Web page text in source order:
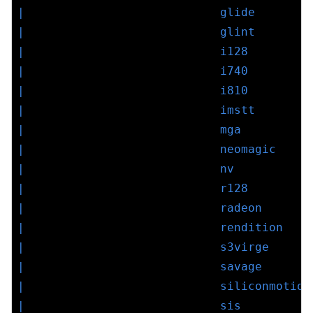
|                            glide
|                            glint
|                            i128
|                            i740
|                            i810
|                            imstt
|                            mga
|                            neomagic
|                            nv
|                            r128
|                            radeon
|                            rendition
|                            s3virge
|                            savage
|
|                            sis